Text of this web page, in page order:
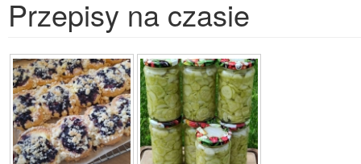
Przepisy na czasie